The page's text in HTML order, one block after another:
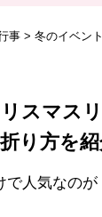
事 > 冬のイベント
スマス
り方を
人気なのが